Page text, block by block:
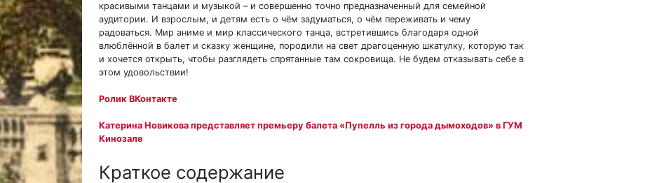
красивыми танцами и музыкой – и совершенно точно предназначенный для семейной
аудитории. И взрослым, и детям есть о чём задуматься, о чём переживать и чему
радоваться. Мир аниме и мир классического танца, встретившись благодаря одной
влюблённой в балет и сказку женщине, породили на свет драгоценную шкатулку, которую так
и хочется открыть, чтобы разглядеть спрятанные там сокровища. Не будем отказывать себе в
этом удовольствии!
Ролик ВКонтакте
Катерина Новикова представляет премьеру балета «Пупелль из города дымоходов» в ГУМ
Кинозале
Краткое содержание